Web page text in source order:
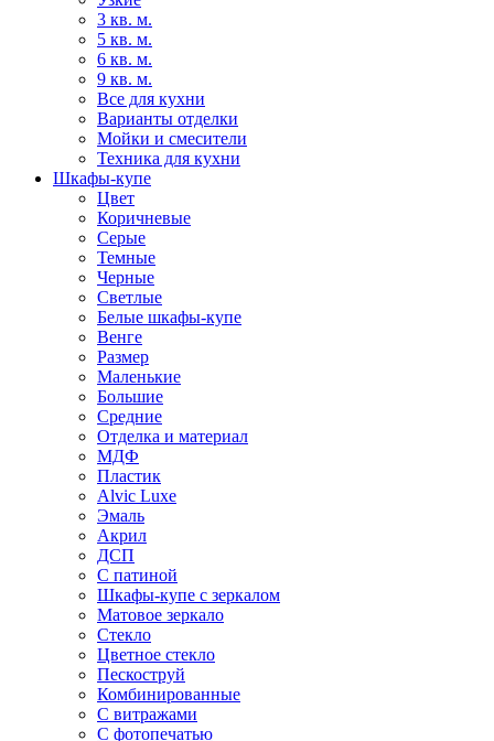
3 кв. м.
5 кв. м.
6 кв. м.
9 кв. м.
Все для кухни
Варианты отделки
Мойки и смесители
Техника для кухни
Шкафы-купе
Цвет
Коричневые
Серые
Темные
Черные
Светлые
Белые шкафы-купе
Венге
Размер
Маленькие
Большие
Средние
Отделка и материал
МДФ
Пластик
Alvic Luxe
Эмаль
Акрил
ДСП
С патиной
Шкафы-купе с зеркалом
Матовое зеркало
Стекло
Цветное стекло
Пескоструй
Комбинированные
С витражами
С фотопечатью